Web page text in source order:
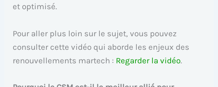
et optimisé.
Pour aller plus loin sur le sujet, vous pouvez
consulter cette vidéo qui aborde les enjeux des
renouvellements martech : Regarder la vidéo.